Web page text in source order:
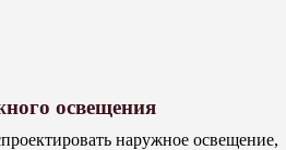
освещения
наружное освещение,